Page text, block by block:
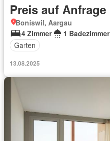
Preis auf Anfrage
Boniswil, Aargau
4 Zimmer
1 Badezimmer
Garten
13.08.2025